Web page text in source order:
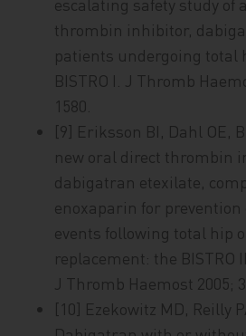
thrombin inhibitor,
patients undergoing total
BISTRO I. J Thromb
1580.
[9] Eriksson BI, Dahl OE,
new oral direct thrombin
dabigatran etexilate,
enoxaparin for
events following total hip
replacement: the BISTRO
J Thromb Haemost 2005;
[10] Ezekowitz MD, Reilly